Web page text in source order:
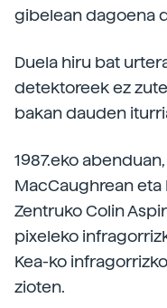
gibelean dagoena
Duela hiru bat
detektoreek ez
bakan dauden
1987.eko
MacCaughrean eta
Zentruko Colin
pixeleko
Kea-ko
zioten.